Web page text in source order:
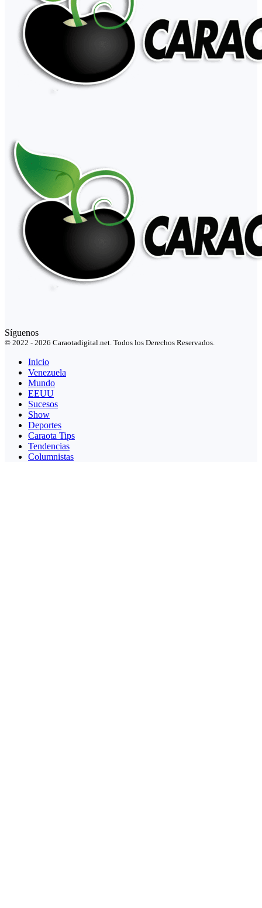
Síguenos
© 2022 - 2026 Caraotadigital.net. Todos los Derechos Reservados.
Inicio
Venezuela
Mundo
EEUU
Sucesos
Show
Deportes
Caraota Tips
Tendencias
Columnistas